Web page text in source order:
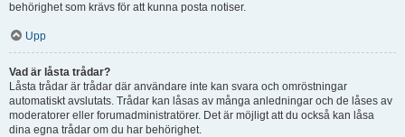
behörighet som krävs för att kunna posta notiser.
Upp
Vad är låsta trådar?
Låsta trådar är trådar där användare inte kan svara och omröstningar
automatiskt avslutats. Trådar kan låsas av många anledningar och de låses av
moderatorer eller forumadministratörer. Det är möjligt att du också kan låsa
dina egna trådar om du har behörighet.